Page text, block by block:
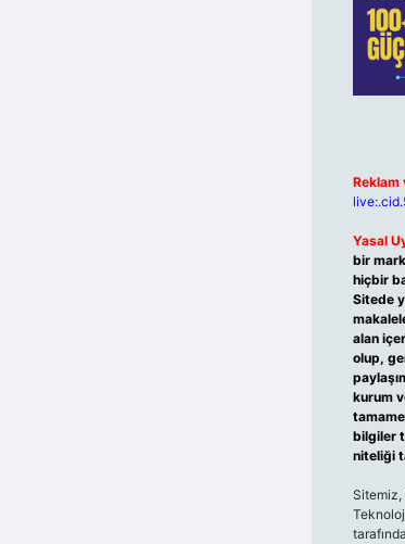
Reklam
Yasal
bir
hiçbir
Sitede
alan
olup,
kurum
bilgiler
niteliği
Sitemiz,